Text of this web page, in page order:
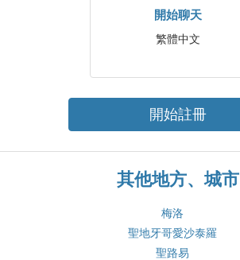
開始聊天
繁體中文
開始註冊
其他地方、城市
梅洛
聖地牙哥愛沙泰羅
聖路易